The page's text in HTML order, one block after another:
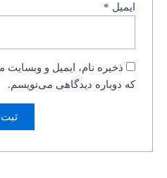
ایمیل *
ذخیره نام، ایمیل و
که دوباره دیدگاهی می‌نویسم.